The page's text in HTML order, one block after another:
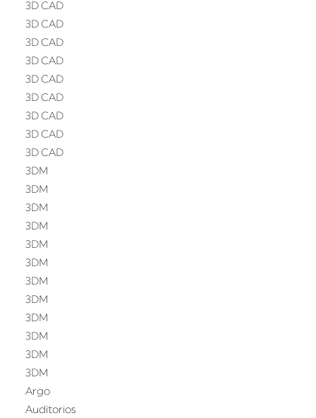
3D CAD
3D CAD
3D CAD
3D CAD
3D CAD
3D CAD
3D CAD
3D CAD
3D CAD
3DM
3DM
3DM
3DM
3DM
3DM
3DM
3DM
3DM
3DM
3DM
3DM
Argo
Auditorios